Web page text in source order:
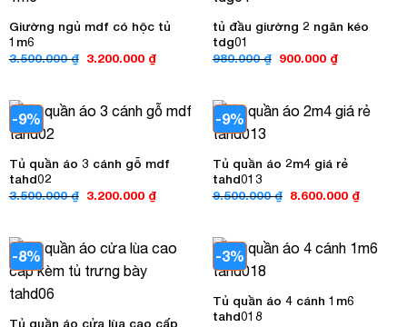
Giường ngủ mdf có hộc tủ
1m6
3.500.000₫ Giá
3.200.000 ₫Giá
hiện
3.200.000 ₫.
tủ đầu giường 2 ngăn kéo
tdg01
980.000₫ Giá
900.000 ₫Giá
hiện
900.000 ₫.
-9%
Tủ quần áo 3 cánh gỗ mdf
tahd02
3.500.000₫ Giá
3.200.000 ₫Giá
hiện
3.200.000 ₫.
-9%
Tủ quần áo 2m4 giá rẻ
tahd013
9.500.000₫ Giá
8.600.000 ₫Giá
hiện
-8%
Tủ quần áo cửa lùa cao cấp
-3%
Tủ quần áo 4 cánh 1m6
tahd018